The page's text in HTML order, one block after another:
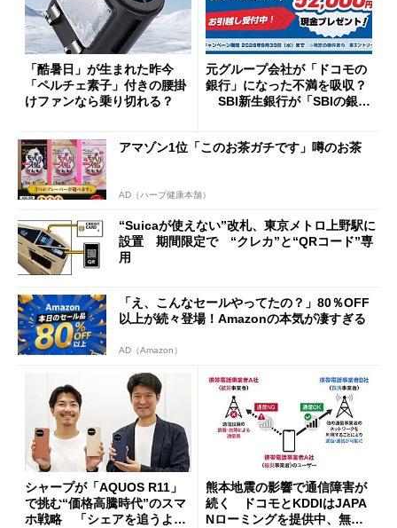
「酷暑日」が生まれた昨今
「ペルチェ素子」付きの腰掛
けファンなら乗り切れる？
元グループ会社が「ドコモの
銀行」になった不満を吸収？
SBI新生銀行が「SBIの銀
開催
アマゾン1位「このお茶ガチです」噂のお茶
AD（ハーブ健康本舗）
“Suicaが使えない”改札、東京メトロ上野駅に
設置 期間限定で “クレカ”と“QRコード”専
用
「え、こんなセールやってたの？」80％OFF
以上が続々登場！Amazonの本気が凄すぎる
AD（Amazon）
シャープが「AQUOS R11」
で挑む“価格高騰時代”のスマ
ホ戦略 「シェアを追うより
熊本地震の影響で通信障害が
続く ドコモとKDDIはJAPA
Nローミングを提供中、無料